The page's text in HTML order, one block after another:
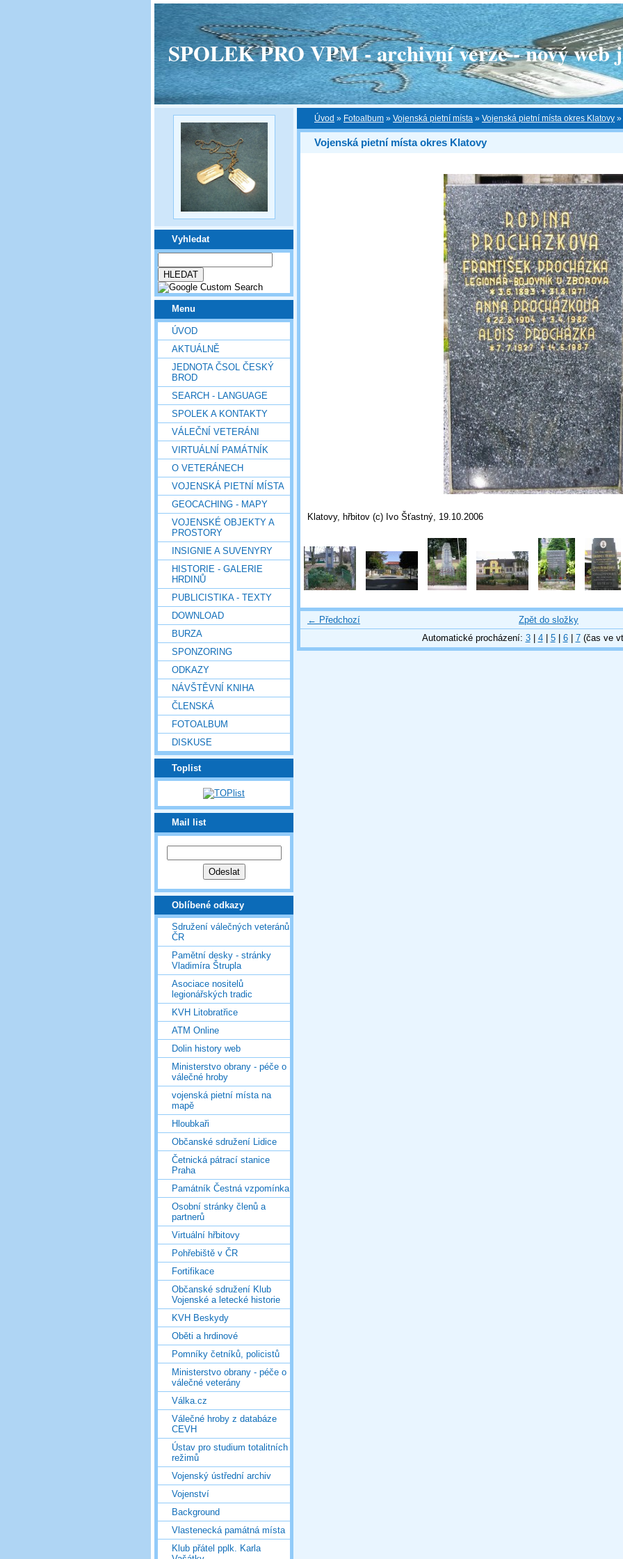
SPOLEK PRO VPM - archivní verze - nový web
Vyhledat
Menu
ÚVOD
AKTUÁLNĚ
JEDNOTA ČSOL ČESKÝ
BROD
SEARCH - LANGUAGE
SPOLEK A KONTAKTY
VÁLEČNÍ VETERÁNI
VIRTUÁLNÍ PAMÁTNÍK
O VETERÁNECH
VOJENSKÁ PIETNÍ MÍSTA
GEOCACHING - MAPY
VOJENSKÉ OBJEKTY A
PROSTORY
INSIGNIE A SUVENYRY
HISTORIE - GALERIE
HRDINŮ
PUBLICISTIKA - TEXTY
DOWNLOAD
BURZA
SPONZORING
ODKAZY
NÁVŠTĚVNÍ KNIHA
ČLENSKÁ
FOTOALBUM
DISKUSE
Toplist
Mail list
Oblíbené odkazy
Sdružení válečných veteránů
ČR
Pamětní desky - stránky
Vladimíra Štrupla
Asociace nositelů
legionářských tradic
KVH Litobratřice
ATM Online
Dolin history web
Ministerstvo obrany - péče o
válečné hroby
vojenská pietní místa na
mapě
Hloubkaři
Občanské sdružení Lidice
Četnická pátrací stanice
Praha
Památník Čestná vzpomínka
Osobní stránky členů a
partnerů
Virtuální hřbitovy
Pohřebiště v ČR
Fortifikace
Občanské sdružení Klub
Vojenské a letecké historie
KVH Beskydy
Oběti a hrdinové
Pomníky četníků, policistů
Ministerstvo obrany - péče o
válečné veterány
Válka.cz
Válečné hroby z databáze
CEVH
Ústav pro studium totalitních
režimů
Vojenský ústřední archiv
Vojenství
Background
Vlastenecká památná místa
Klub přátel pplk. Karla
Úvod » Fotoalbum » Vojenská pietní místa » Vojenská pietní místa okres Klatovy »
Vojenská pietní místa okres Klatovy
Klatovy, hřbitov (c) Ivo Šťastný, 19.10.2006
← Předchozí
Zpět do složky
Automatické procházení: 3| 4| 5| 6| 7(čas ve